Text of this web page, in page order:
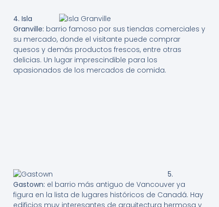
4. Isla
Granville: barrio famoso por sus tiendas comerciales y
su mercado, donde el visitante puede comprar
quesos y demás productos frescos, entre otras
delicias. Un lugar imprescindible para los
apasionados de los mercados de comida.
5.
Gastown: el barrio más antiguo de Vancouver ya
figura en la lista de lugares históricos de Canadá. Hay